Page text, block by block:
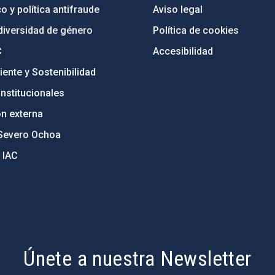
y política antifraude
de género
y Sostenibilidad
externa
Ochoa
Aviso legal
Política de cookies
Accesibilidad
Únete a nuestra Newsletter